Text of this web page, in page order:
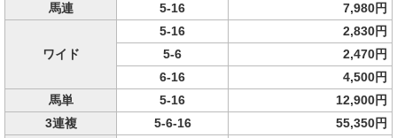
馬連
5-16 7,980円
ワイド
5-16
2,830円
5-6
2,470円
6-16
4,500円
馬単
5-16
12,900円
3連複
5-6-16
55,350円